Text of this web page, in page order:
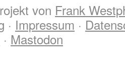
von Frank
· Impressum ·
· Mastodon